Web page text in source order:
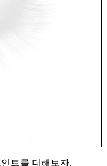
트를 더해보자.